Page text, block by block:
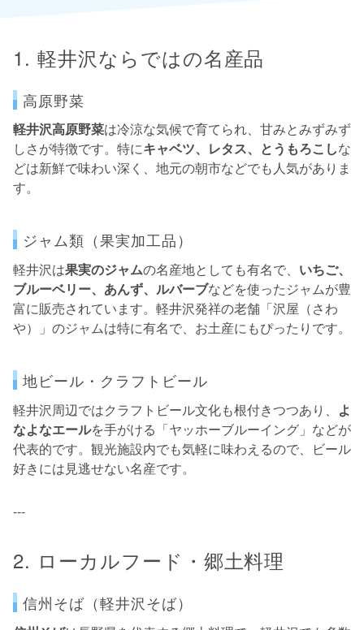
1. 軽井沢ならではの名産品
高原野菜
軽井沢高原野菜は冷涼な気候で育てられ、甘みとみずみず
しさが特徴です。特にキャベツ、レタス、とうもろこしな
どは新鮮で味わい深く、地元の朝市などでも人気がありま
す。
ジャム類（果実加工品）
軽井沢は果実のジャムの名産地としても有名で、 いちご、
ブルーベリー、あんず、ルバーブなどを使ったジャムが豊
富に販売されています。軽井沢発祥の老舗「沢屋（さわ
や）」のジャムは特に有名で、お土産にもぴったりです。
地ビール・クラフトビール
軽井沢周辺ではクラフトビール文化も根付きつつあり、 よ
なよなエールを手がける「ヤッホーブルーイング」などが
代表的です。観光施設内でも気軽に味わえるので、ビール
好きには見逃せない名産です。
---
2. ローカルフード・郷土料理
信州そば（軽井沢そば）